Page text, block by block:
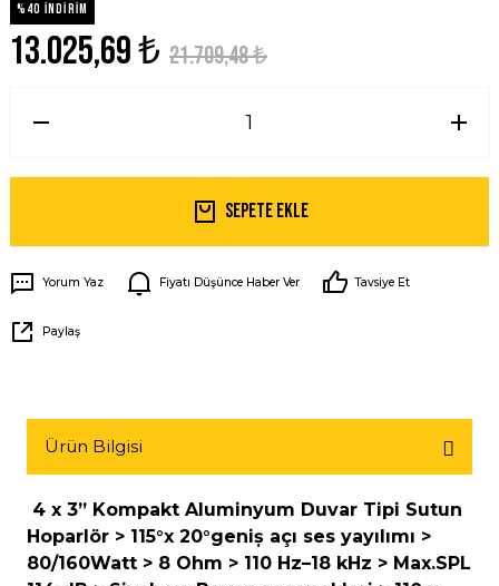
%40 İNDİRİM
13.025,69 ₺ 21.709,48 ₺
Sepete Ekle
Yorum Yaz Fiyatı Düşünce Haber Ver Tavsiye Et
Paylaş
Ürün Bilgisi
4 x 3” Kompakt Aluminyum Duvar Tipi Sutun
Hoparlör > 115°x 20°geniș açı ses yayılımı >
80/160Watt > 8 Ohm > 110 Hz–18 kHz > Max.SPL